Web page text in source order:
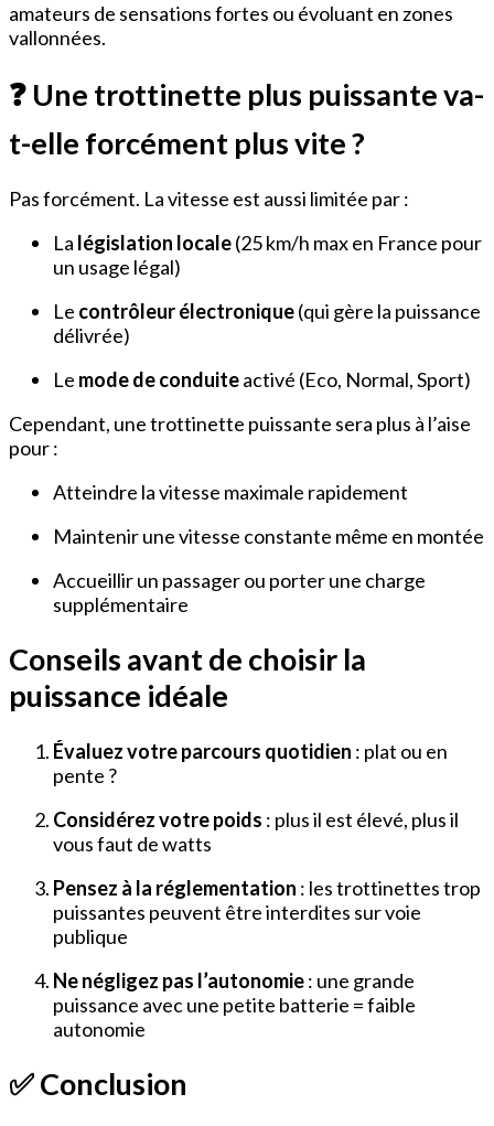
amateurs de sensations fortes ou évoluant en zones
vallonnées.
❓ Une trottinette plus puissante va-
t-elle forcément plus vite ?
Pas forcément. La vitesse est aussi limitée par :
La législation locale(25 km/h max en France pour
un usage légal)
Le contrôleur électronique(qui gère la puissance
délivrée)
Le mode de conduiteactivé (Eco, Normal, Sport)
Cependant, une trottinette puissante sera plus à l’aise
pour :
Atteindre la vitesse maximale rapidement
Maintenir une vitesse constante même en montée
Accueillir un passager ou porter une charge
supplémentaire
Conseils avant de choisir la
puissance idéale
Évaluez votre parcours quotidien : plat ou en
pente ?
Considérez votre poids : plus il est élevé, plus il
vous faut de watts
Pensez à la réglementation : les trottinettes trop
puissantes peuvent être interdites sur voie
publique
Ne négligez pas l’autonomie: une grande
puissance avec une petite batterie = faible
autonomie
✅ Conclusion